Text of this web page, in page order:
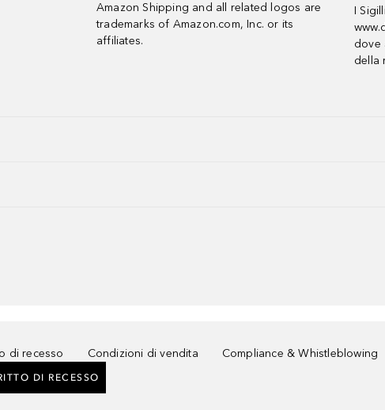
Amazon Shipping and all related logos are
trademarks of Amazon.com, Inc. or its
affiliates.
I
dove
della
di recesso Condizioni di vendita
Compliance & Whistleblowing
DI RECESSO